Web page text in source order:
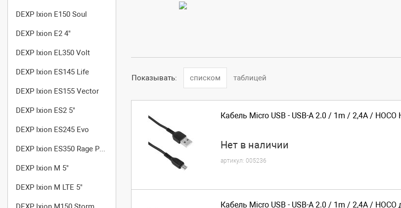
DEXP Ixion E150 Soul
DEXP Ixion E2 4"
DEXP Ixion EL350 Volt
DEXP Ixion ES145 Life
DEXP Ixion ES155 Vector
DEXP Ixion ES2 5"
DEXP Ixion ES245 Evo
DEXP Ixion ES350 Rage Plus
DEXP Ixion M 5"
DEXP Ixion M LTE 5"
Показывать: списком таблицей
Кабель Micro USB - USB-A 2.0 / 1m / 2,4A / HOCO
Нет в наличии
артикул: 005236
Кабель Micro USB - USB-A 2.0 / 1m / 2,4A / HOCO